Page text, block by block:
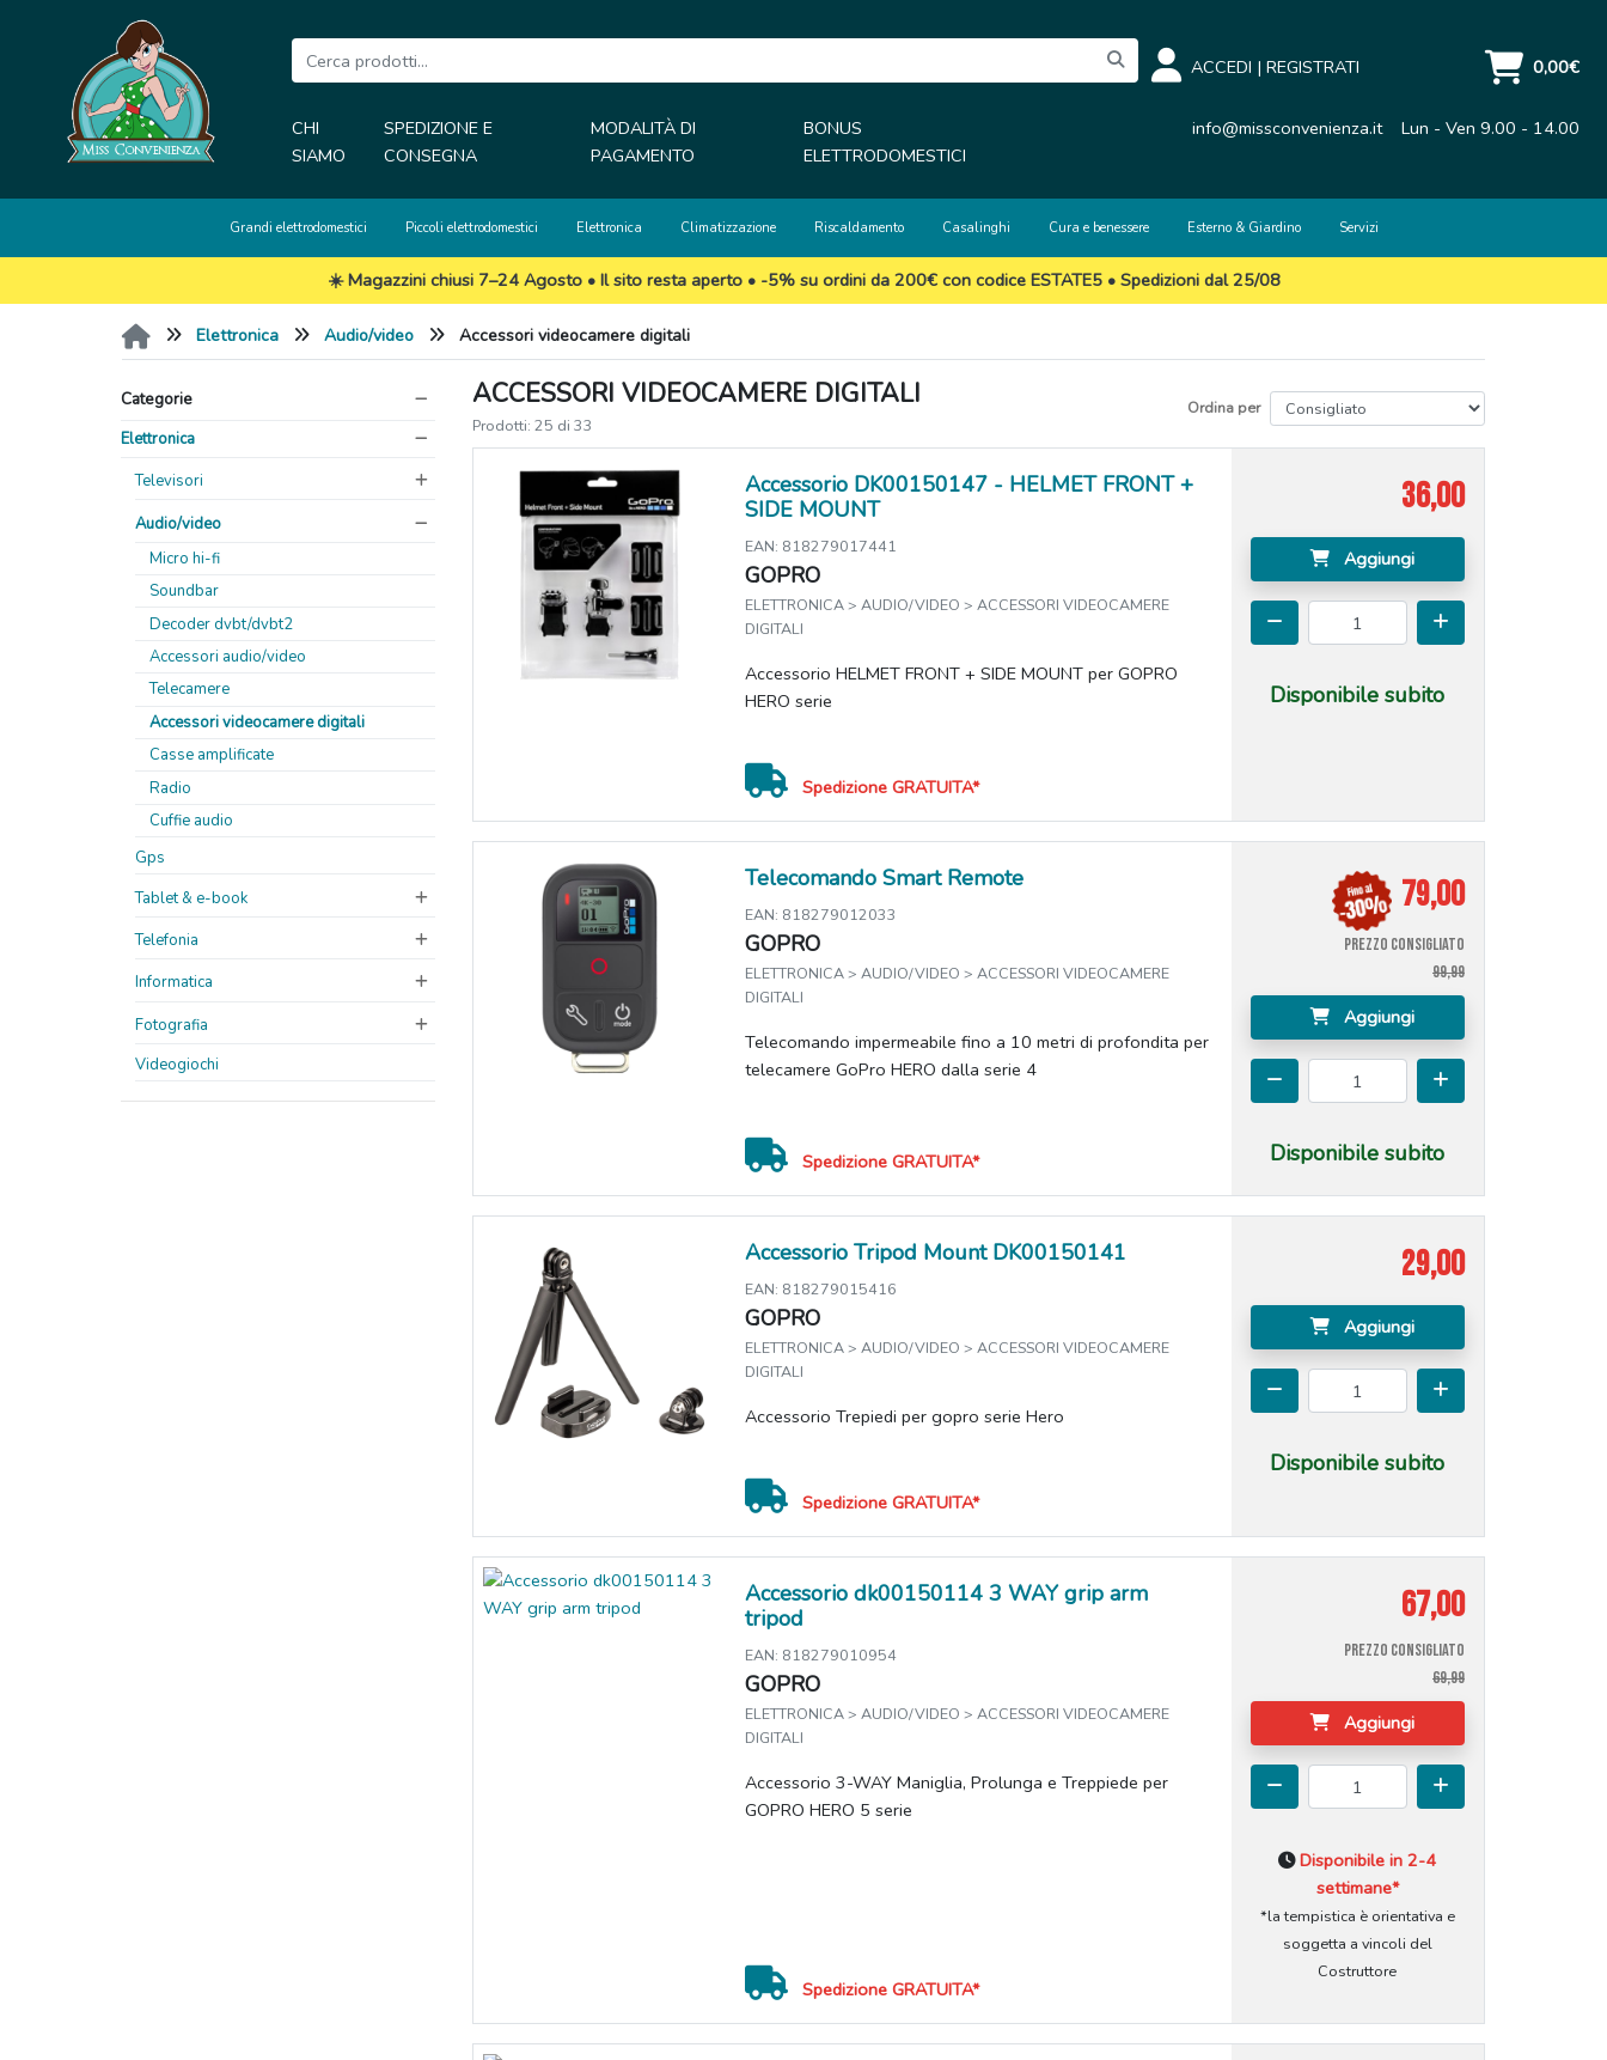
ACCEDI | REGISTRATI 0,00€
CHI
SIAMO
SPEDIZIONE E
CONSEGNA
MODALITÀ DI
PAGAMENTO
BONUS
ELETTRODOMESTICI
info@missconvenienza.it Lun - Ven 9.00 - 14.00
Grandi elettrodomestici Piccoli elettrodomestici Elettronica Climatizzazione Riscaldamento Casalinghi Cura e benessere Esterno & Giardino Servizi
☀️ Magazzini chiusi 7–24 Agosto • Il sito resta aperto • -5% su ordini da 200€ con codice ESTATE5 • Spedizioni dal 25/08
Elettronica Audio/video Accessori videocamere digitali
Categorie
Elettronica
Televisori
Audio/video
Micro hi-fi
Soundbar
Decoder dvbt/dvbt2
Accessori audio/video
Telecamere
Accessori videocamere digitali
Casse amplificate
Radio
Cuffie audio
Gps
Tablet & e-book
Telefonia
Informatica
Fotografia
Videogiochi
ACCESSORI VIDEOCAMERE DIGITALI
Prodotti: 25 di 33
Ordina per
Accessorio DK00150147 - HELMET FRONT +
SIDE MOUNT
EAN: 818279017441
GOPRO
ELETTRONICA > AUDIO/VIDEO > ACCESSORI VIDEOCAMERE
DIGITALI
Accessorio HELMET FRONT + SIDE MOUNT per GOPRO
HERO serie
Spedizione GRATUITA*
36,00
Aggiungi
Disponibile subito
Telecomando Smart Remote
EAN: 818279012033
GOPRO
ELETTRONICA > AUDIO/VIDEO > ACCESSORI VIDEOCAMERE
DIGITALI
Telecomando impermeabile fino a 10 metri di profondita per
telecamere GoPro HERO dalla serie 4
Spedizione GRATUITA*
79,00
PREZZO CONSIGLIATO
99,99
Aggiungi
Disponibile subito
Accessorio Tripod Mount DK00150141
EAN: 818279015416
GOPRO
ELETTRONICA > AUDIO/VIDEO > ACCESSORI VIDEOCAMERE
DIGITALI
Accessorio Trepiedi per gopro serie Hero
Spedizione GRATUITA*
29,00
Aggiungi
Disponibile subito
Accessorio dk00150114 3 WAY grip arm
tripod
EAN: 818279010954
GOPRO
ELETTRONICA > AUDIO/VIDEO > ACCESSORI VIDEOCAMERE
DIGITALI
Accessorio 3-WAY Maniglia, Prolunga e Treppiede per
GOPRO HERO 5 serie
Spedizione GRATUITA*
67,00
PREZZO CONSIGLIATO
69,99
Aggiungi
Disponibile in 2-4
settimane*
*la tempistica è orientativa e
soggetta a vincoli del
Costruttore